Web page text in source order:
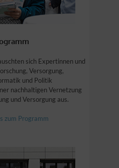
sich Expertinnen und
Versorgung,
und Politik
nachhaltigen Vernetzung
und Versorgung aus.
zum Programm